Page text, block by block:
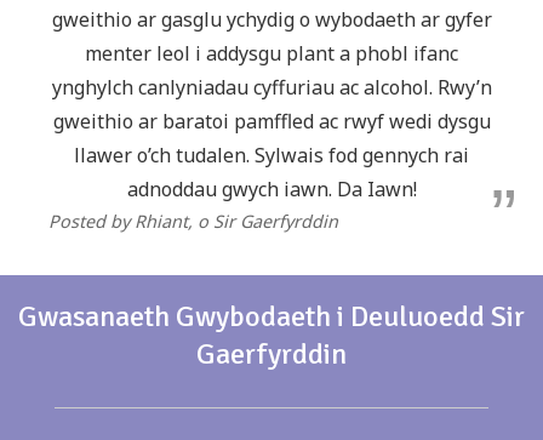
gweithio ar gasglu ychydig o wybodaeth ar gyfer
menter leol i addysgu plant a phobl ifanc
ynghylch canlyniadau cyffuriau ac alcohol. Rwy’n
gweithio ar baratoi pamffled ac rwyf wedi dysgu
llawer o’ch tudalen. Sylwais fod gennych rai
adnoddau gwych iawn. Da Iawn!
Posted by Rhiant, o Sir Gaerfyrddin
Gwasanaeth Gwybodaeth i Deuluoedd Sir
Gaerfyrddin